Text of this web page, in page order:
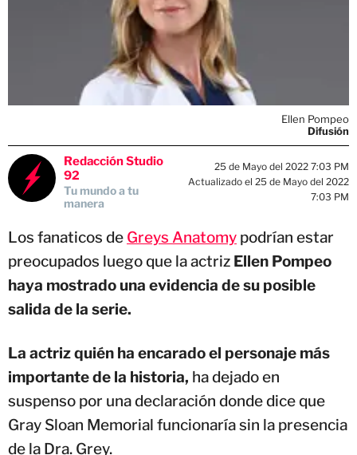
Ellen Pompeo
Difusión
Redacción Studio
92
Tu mundo a tu
manera
25 de Mayo del 2022 7:03 PM
Actualizado el 25 de Mayo del 2022
7:03 PM
Los fanaticos de Greys Anatomy podrían estar
preocupados luego que la actriz Ellen Pompeo
haya mostrado una evidencia de su posible
salida de la serie.
La actriz quién ha encarado el personaje más
importante de la historia, ha dejado en
suspenso por una declaración donde dice que
Gray Sloan Memorial funcionaría sin la presencia
de la Dra. Grey.